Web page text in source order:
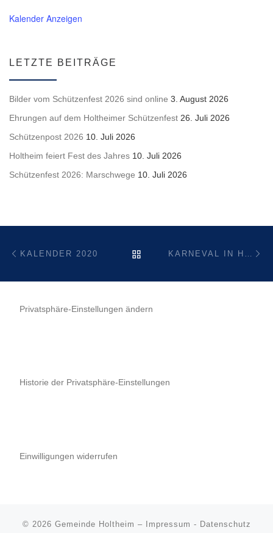
Kalender Anzeigen
LETZTE BEITRÄGE
Bilder vom Schützenfest 2026 sind online 3. August 2026
Ehrungen auf dem Holtheimer Schützenfest 26. Juli 2026
Schützenpost 2026 10. Juli 2026
Holtheim feiert Fest des Jahres 10. Juli 2026
Schützenfest 2026: Marschwege 10. Juli 2026
Beitragsnavigation
KALENDER 2020 ZURÜCK ZUR
Privatsphäre-Einstellungen ändern
Historie der Privatsphäre-Einstellungen
Einwilligungen widerrufen
© 2026 Gemeinde Holtheim – Impressum - Datenschutz